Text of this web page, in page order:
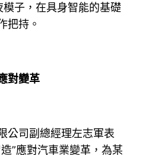
子，在具身智能的基礎
把持。
對變革
公司副總經理左志軍表
”應對汽車業變革，為某